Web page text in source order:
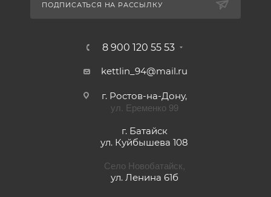
ПОДПИСАТЬСЯ НА РАССЫЛКУ
8 900 120 55 53
kettlin_94@mail.ru
г. Ростов-на-Дону,
ул. Еременко 99
г. Батайск
ул. Куйбышева 108
Село Новобатайск,
ул. Ленина 61б